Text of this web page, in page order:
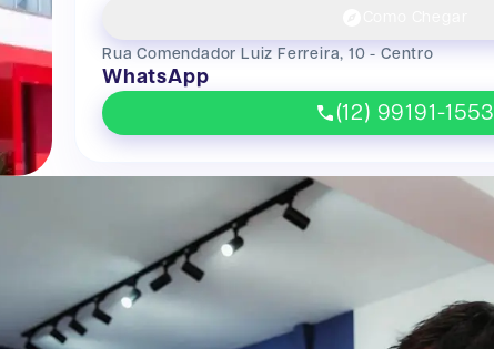
Rua Comendador Luiz Ferreira, 10 - Centro
WhatsApp
(12) 99191-1553